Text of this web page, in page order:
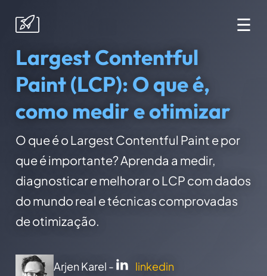
☰
Largest Contentful
Paint (LCP): O que é,
como medir e otimizar
O que é o Largest Contentful Paint e por
que é importante? Aprenda a medir,
diagnosticar e melhorar o LCP com dados
do mundo real e técnicas comprovadas
de otimização.
Arjen Karel - linkedin